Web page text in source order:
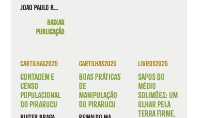
João Paulo Borges Pedro, Maria Cecília Rosinski Lima Gomes, Mayara Galvão Martins, Taína Martins Magalhães e Maria das Dores Marinho Gomes
Baixar
publicação
Cartilhas2025
Contagem e
Censo
Populacional
do Pirarucu
Cartilhas2025
Boas práticas
de
manipulação
do pirarucu
Livros2025
Sapos do
Médio
Solimões: um
olhar pela
terra firme,